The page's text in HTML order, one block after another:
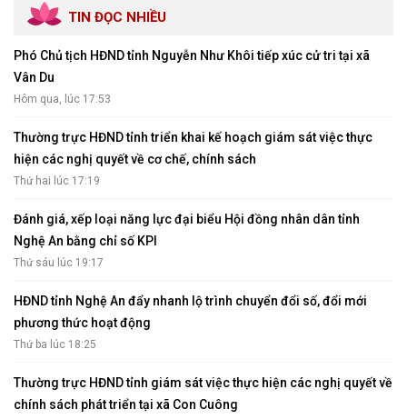
TIN ĐỌC NHIỀU
Phó Chủ tịch HĐND tỉnh Nguyễn Như Khôi tiếp xúc cử tri tại xã
Vân Du
Hôm qua, lúc 17:53
Thường trực HĐND tỉnh triển khai kế hoạch giám sát việc thực
hiện các nghị quyết về cơ chế, chính sách
Thứ hai lúc 17:19
Đánh giá, xếp loại năng lực đại biểu Hội đồng nhân dân tỉnh
Nghệ An bằng chỉ số KPI
Thứ sáu lúc 19:17
HĐND tỉnh Nghệ An đẩy nhanh lộ trình chuyển đổi số, đổi mới
phương thức hoạt động
Thứ ba lúc 18:25
Thường trực HĐND tỉnh giám sát việc thực hiện các nghị quyết về
chính sách phát triển tại xã Con Cuông